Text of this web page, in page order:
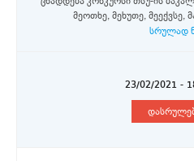
მეოთხე, მეხუთე, მეექვსე,
სრულად
23/02/2021 -